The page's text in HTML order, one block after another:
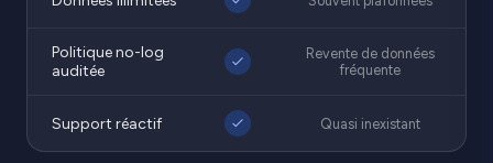
Politique no-log
auditée
Revente de données
fréquente
Support réactif Quasi inexistant